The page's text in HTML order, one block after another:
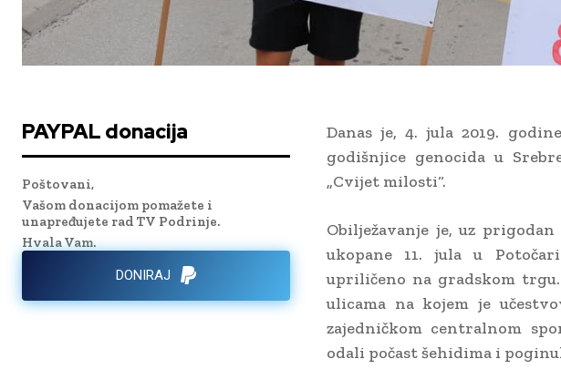
PAYPAL donacija
Poštovani,
Vašom donacijom pomažete i
unapređujete rad TV Podrinje.
Hvala Vam.
DONIRAJ
Danas je, 4. jula 2019.
godišnjice genocida u
„Cvijet milosti“.
Obilježavanje je, uz
ukopane 11. jula u
upriličeno na gradskom
ulicama na kojem je
zajedničkom centralnom
odali počast šehidima i